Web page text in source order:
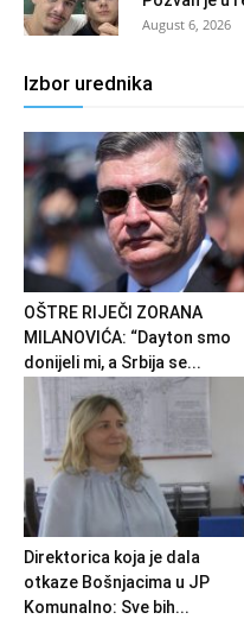
August 6, 2026
Izbor urednika
OŠTRE RIJEČI ZORANA
MILANOVIĆA: “Dayton smo
donijeli mi, a Srbija se...
Direktorica koja je dala
otkaze Bošnjacima u JP
Komunalno: Sve bih...